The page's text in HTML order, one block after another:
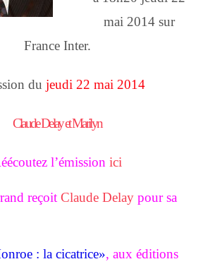
mai 2014 sur
France Inter.
du jeudi 22 mai 2014
Claude Delay et Marilyn
l’émission ici
reçoit Claude Delay pour sa
: la cicatrice», aux éditions